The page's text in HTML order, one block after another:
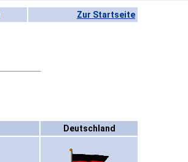
Zur Startseite
Deutschland